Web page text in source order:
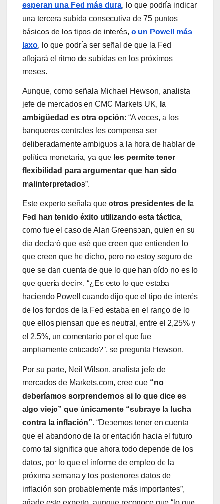
esperan una Fed más dura, lo que podría indicar
una tercera subida consecutiva de 75 puntos
básicos de los tipos de interés, o un Powell más
laxo, lo que podría ser señal de que la Fed
aflojará el ritmo de subidas en los próximos
meses.
Aunque, como señala Michael Hewson, analista
jefe de mercados en CMC Markets UK, la
ambigüedad es otra opción: “A veces, a los
banqueros centrales les compensa ser
deliberadamente ambiguos a la hora de hablar de
política monetaria, ya que les permite tener
flexibilidad para argumentar que han sido
malinterpretados”.
Este experto señala que otros presidentes de la
Fed han tenido éxito utilizando esta táctica,
como fue el caso de Alan Greenspan, quien en su
día declaró que «sé que creen que entienden lo
que creen que he dicho, pero no estoy seguro de
que se dan cuenta de que lo que han oído no es lo
que quería decir». “¿Es esto lo que estaba
haciendo Powell cuando dijo que el tipo de interés
de los fondos de la Fed estaba en el rango de lo
que ellos piensan que es neutral, entre el 2,25% y
el 2,5%, un comentario por el que fue
ampliamente criticado?”, se pregunta Hewson.
Por su parte, Neil Wilson, analista jefe de
mercados de Markets.com, cree que “no
deberíamos sorprendernos si lo que dice es
algo viejo” que únicamente “subraye la lucha
contra la inflación”. “Debemos tener en cuenta
que el abandono de la orientación hacia el futuro
como tal significa que ahora todo depende de los
datos, por lo que el informe de empleo de la
próxima semana y los posteriores datos de
inflación son probablemente más importantes”,
añade este experto, aunque reconoce que “lo que